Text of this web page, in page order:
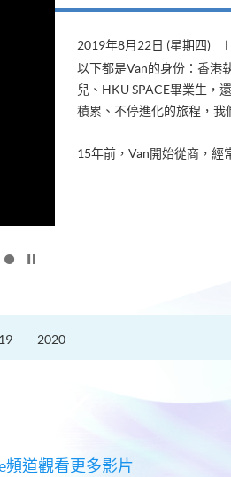
2019年8月22日 (星期四)
以下都是Van的身份：香港
兒、HKU SPACE畢業生，
積累、不停進化的旅程，我
15年前，Van開始從商，經
2020
頻道觀看更多影片